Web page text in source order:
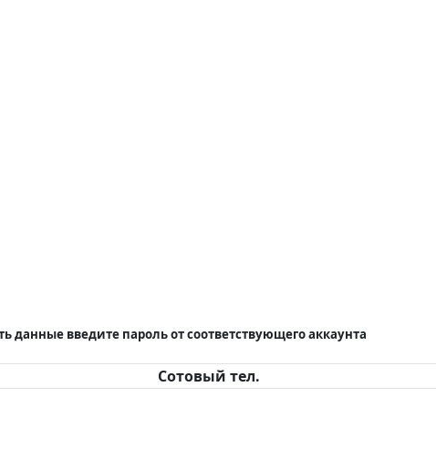
введите пароль от соответствующего аккаунта
Сотовый тел.